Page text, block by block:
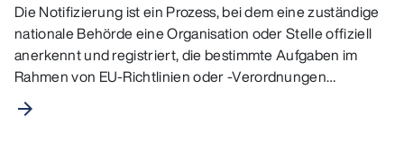
Die Notifizierung ist ein Prozess, bei dem eine zuständige
nationale Behörde eine Organisation oder Stelle offiziell
anerkennt und registriert, die bestimmte Aufgaben im
Rahmen von EU-Richtlinien oder -Verordnungen…
arrow_forward